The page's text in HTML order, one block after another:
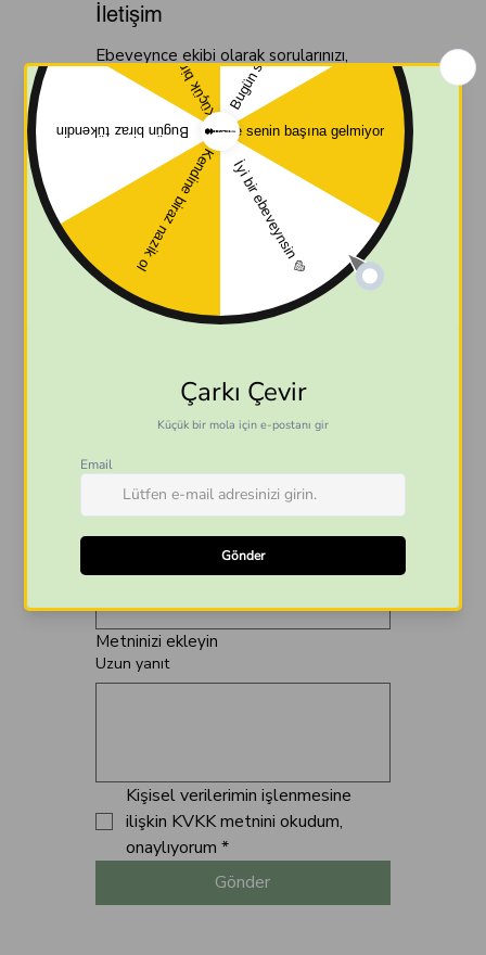
İletişim
Ebeveynce ekibi olarak sorularınızı,
önerilerinizi ve iş birliklerinizi
memnuniyetle dinliyoruz.
Aşağıdaki kanallardan bize dilediğiniz
zaman ulaşabilirsiniz.
Firma Adı / Sorumlu Kişi:
Ebeveynce
(Fatma Büşra Öknel)
İletişim Adresi :
İnönü mah. 1969. sk.
31/1
E-posta:ebeveyncee@gmail.com
E-posta
Metninizi ekleyin
Uzun yanıt
Kişisel verilerimin işlenmesine
ilişkin KVKK metnini okudum,
onaylıyorum *
Gönder